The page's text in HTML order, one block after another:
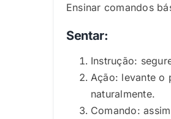
Ensinar comandos
Sentar:
Instrução:
Ação: levante o
naturalmente.
Comando: